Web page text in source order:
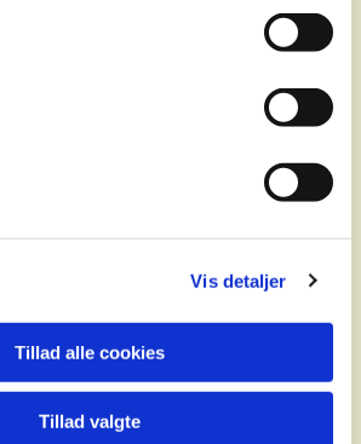
Vis detaljer
Tillad alle cookies
Tillad valgte
10-10.45 (med efterfølgende
11-11.45 (med efterfølgende
i sognegården)
for 350 kr.